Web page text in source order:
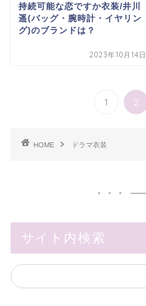
持続可能な恋ですか衣装/井川
遥(バッグ・腕時計・イヤリン
グ)のブランドは？
2023年10月14日
1 2
HOME ドラマ衣装
サイト内検索